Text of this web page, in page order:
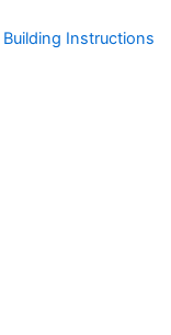
Building Instructions